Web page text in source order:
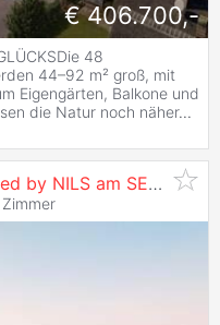
€ 406.700,-
48
44–92 m² groß, mit
Eigengärten, Balkone und
die Natur noch näher...
am SEE (provisionsfrei)
Zimmer